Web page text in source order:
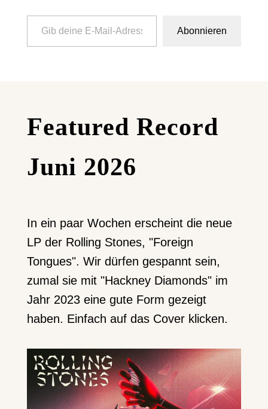
Gib deine E-Mail-Adresse ein ...
Abonnieren
Featured Record
Juni 2026
In ein paar Wochen erscheint die neue
LP der Rolling Stones, "Foreign
Tongues". Wir dürfen gespannt sein,
zumal sie mit "Hackney Diamonds" im
Jahr 2023 eine gute Form gezeigt
haben. Einfach auf das Cover klicken.